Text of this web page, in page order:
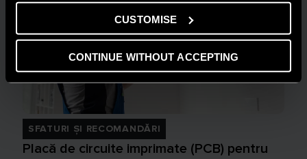
CUSTOMISE
CONTINUE WITHOUT ACCEPTING
SFATURI ȘI RECOMANDĂRI
Placă de circuite imprimate (PCB) pentru